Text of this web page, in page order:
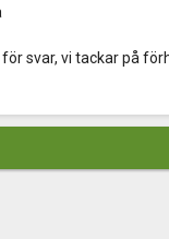
svar, vi tackar på